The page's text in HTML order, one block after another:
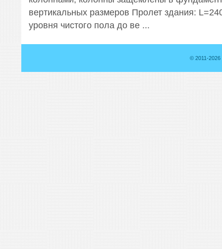
вертикальных размеров Пролет здания:
уровня чистого пола до ве ...
© 2011-2026